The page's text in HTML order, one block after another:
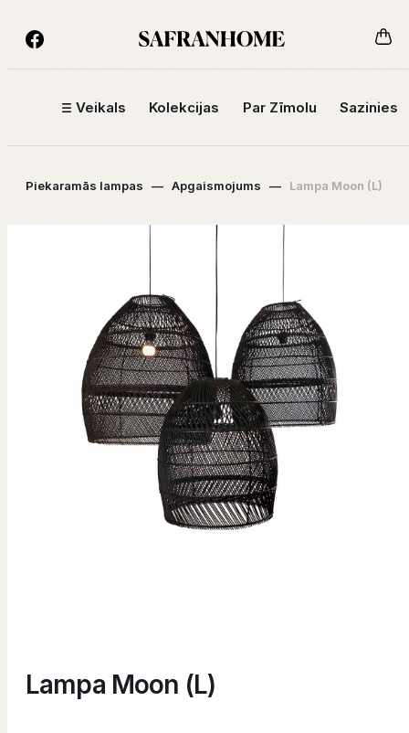
Veikals Kolekcijas Par Zīmolu Sazinies
Piekaramās lampas — Apgaismojums — Lampa Moon (L)
Lampa Moon (L)